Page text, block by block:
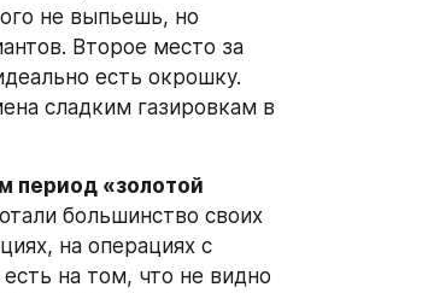
не выпьешь, но
Второе место за
есть окрошку.
сладким газировкам в
период «золотой
большинство своих
на операциях с
на том, что не видно